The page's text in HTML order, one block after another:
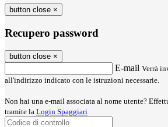
button close ×
Recupero password
button close ×
E-mail Verrà
all'indirizzo indicato con le istruzioni necessarie.
Non hai una e-mail associata al nome utente?
tramite la Login Spaggiari